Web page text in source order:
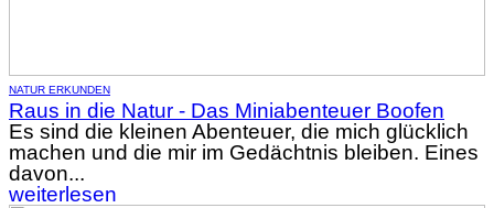
NATUR ERKUNDEN
Raus in die Natur - Das Miniabenteuer Boofen
Es sind die kleinen Abenteuer, die mich glücklich
machen und die mir im Gedächtnis bleiben. Eines
davon...
weiterlesen